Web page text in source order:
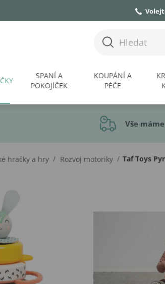
SPANÍ A
POKOJÍČEK
KOUPÁNÍ A
PÉČE
Vše
hračky a hry / Rozvoj motoriky / Taf Toys